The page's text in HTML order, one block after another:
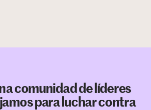
comunidad de líderes
para luchar contra